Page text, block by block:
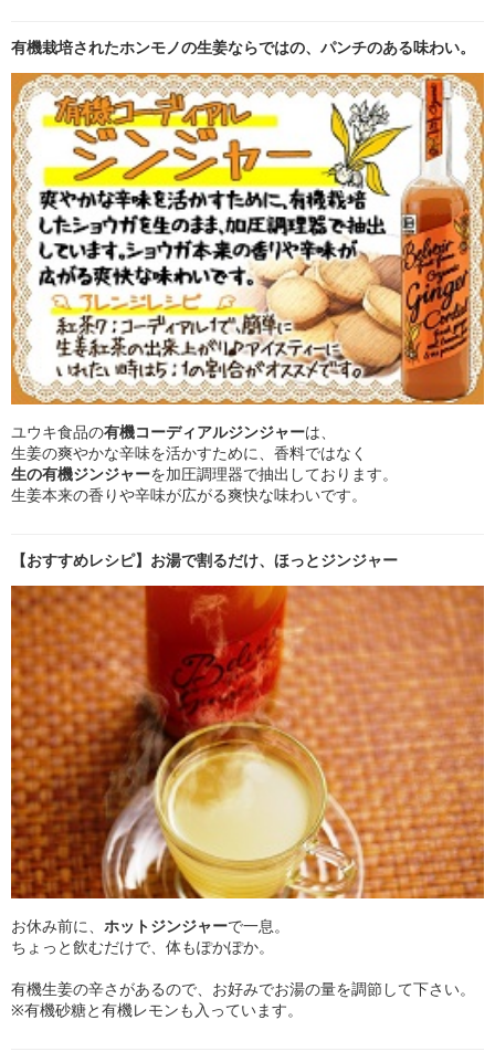
有機栽培されたホンモノの生姜ならではの、パンチのある味わい。
ユウキ食品の有機コーディアルジンジャーは、
生姜の爽やかな辛味を活かすために、香料ではなく
生の有機ジンジャーを加圧調理器で抽出しております。
生姜本来の香りや辛味が広がる爽快な味わいです。
【おすすめレシピ】お湯で割るだけ、ほっとジンジャー
お休み前に、 ホットジンジャーで一息。
ちょっと飲むだけで、体もぽかぽか。
有機生姜の辛さがあるので、お好みでお湯の量を調節して下さい。
※有機砂糖と有機レモンも入っています。